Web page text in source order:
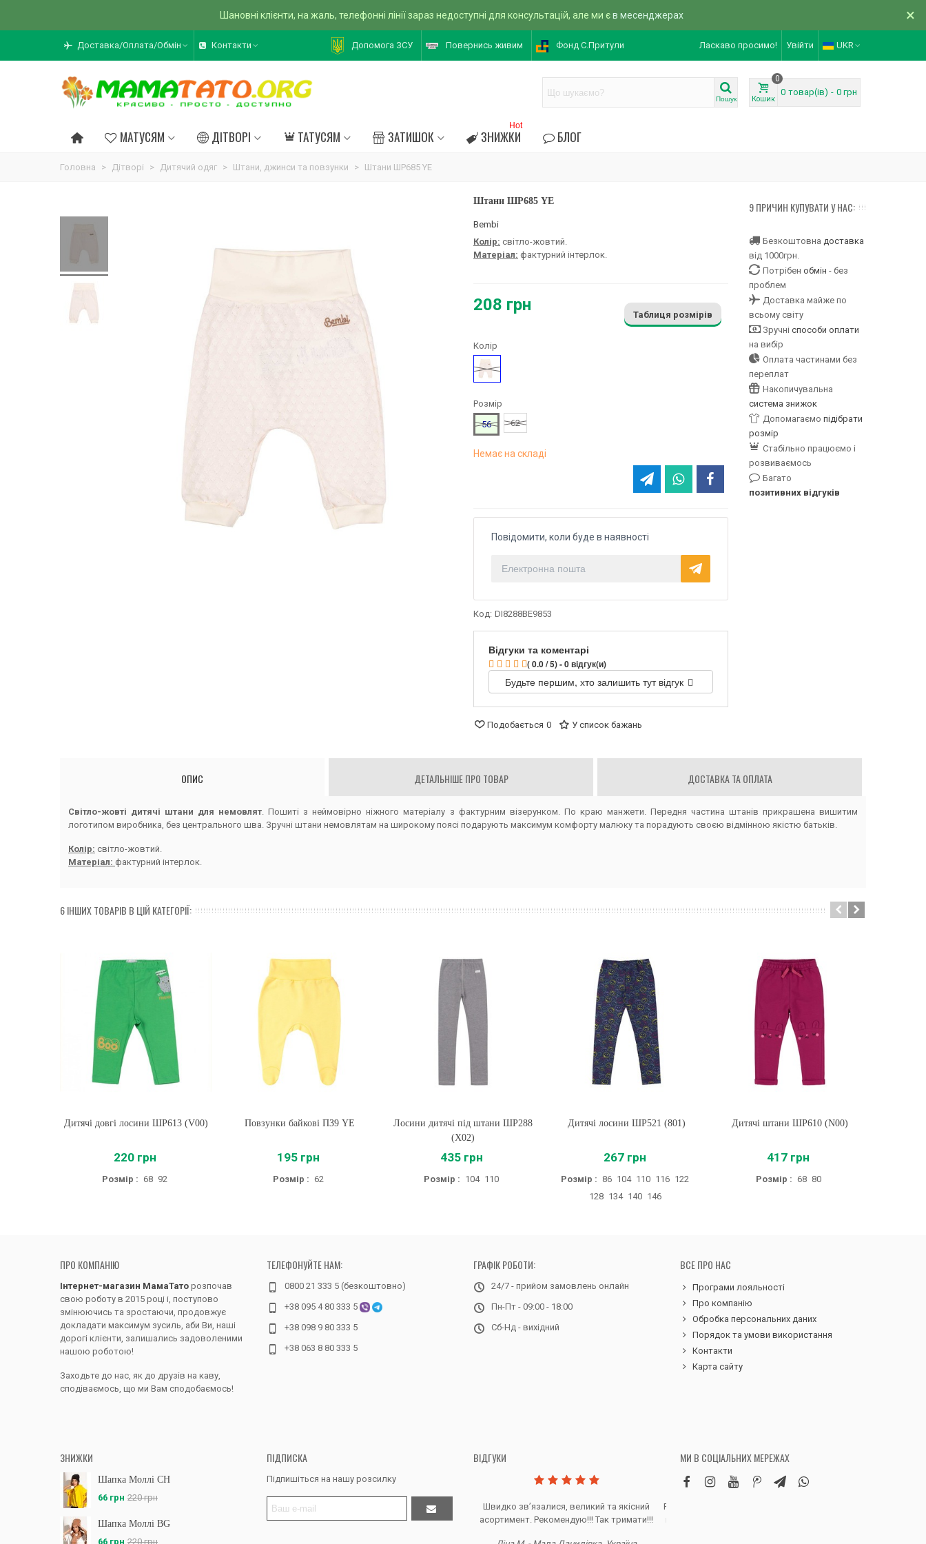
Шановні клієнти, на жаль, телефонні лінії зараз недоступні для консультацій, але ми єв месенджерах ×
Доставка/Оплата/Обмін Контакти Допомога ЗСУ Повернись живим Фонд С.Притули Ласкаво просимо! Увійти UKR
Пошук Кошик
0
0 товар(ів) - 0 грн
МАТУСЯМ ДІТВОРІ ТАТУСЯМ ЗАТИШОК ЗНИЖКИ
Hot
БЛОГ
Головна > Дітворі > Дитячий одяг > Штани, джинси та повзунки > Штани ШР685 YE
Штани ШР685 YE
Bembi
Колір: світло-жовтий.
Матеріал: фактурний інтерлок.
208 грн
Таблиця розмірів
Колір
Жовтий
Розмір
56
62
Немає на складі
Повідомити, коли буде в наявності
Код: DI8288BE9853
Відгуки та коментарі
( 0.0 / 5) - 0 відгук(и)
Будьте першим, хто залишить тут відгук
Подобається 0 У список бажань
9 ПРИЧИН КУПУВАТИ У НАС:
Безкоштовна доставка
від 1000грн.
Потрібен обмін - без
проблем
Доставка майже по
всьому світу
Зручні способи оплати
на вибір
Оплата частинами без
переплат
Накопичувальна
система знижок
Допомагаємо підібрати
розмір
Стабільно працюємо і
розвиваємось
Багато
позитивних відгуків
ОПИС ДЕТАЛЬНІШЕ ПРО ТОВАР ДОСТАВКА ТА ОПЛАТА
Світло-жовті дитячі штани для немовлят . Пошиті з неймовірно ніжного матеріалу з фактурним візерунком. По краю манжети. Передня частина штанів прикрашена вишитим
логотипом виробника, без центрального шва. Зручні штани немовлятам на широкому поясі подарують максимум комфорту малюку та порадують своєю відмінною якістю батьків.
Колір: світло-жовтий.
Матеріал: фактурний інтерлок.
6 ІНШИХ ТОВАРІВ В ЦІЙ КАТЕГОРІЇ:
Купити
Дитячі довгі лосини ШР613 (V00)
220 грн
Розмір : 68 92
Купити
Повзунки байкові ПЗ9 YE
195 грн
Розмір : 62
Купити
Лосини дитячі під штани ШР288
(X02)
435 грн
Розмір : 104 110
Купити
Дитячі лосини ШР521 (801)
267 грн
Розмір : 86 104 110 116 122
128 134 140 146
Купити
Дитячі штани ШР610 (N00)
417 грн
Розмір : 68 80
ПРО КОМПАНІЮ
Інтернет-магазин МамаТато розпочав
свою роботу в 2015 році і, поступово
змінюючись та зростаючи, продовжує
докладати максимум зусиль, аби Ви, наші
дорогі клієнти, залишались задоволеними
нашою роботою!
Заходьте до нас, як до друзів на каву,
сподіваємось, що ми Вам сподобаємось!
ТЕЛЕФОНУЙТЕ НАМ:
0800 21 333 5 (безкоштовно)
+38 095 4 80 333 5
+38 098 9 80 333 5
+38 063 8 80 333 5
ГРАФІК РОБОТИ:
24/7 - прийом замовлень онлайн
Пн-Пт - 09:00 - 18:00
Сб-Нд - вихідний
ВСЕ ПРО НАС
Програми лояльності
Про компанію
Обробка персональних даних
Порядок та умови використання
Контакти
Карта сайту
ЗНИЖКИ
Шапка Моллі CH
66 грн 220 грн
Шапка Моллі BG
66 грн 220 грн
ПІДПИСКА
Підпишіться на нашу розсилку
ВІДГУКИ
Дякую за все, продавець супер.
Швидко звʼязалися, великий та якісний
асортимент. Рекомендую!!! Так тримати!!!
Робила замовлення дитячих вельветових
штанів. Дуже вдячна магазину, доставка
МИ В СОЦІАЛЬНИХ МЕРЕЖАХ